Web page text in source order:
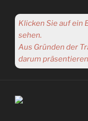
Klicken Sie auf ein
sehen.
Aus Gründen der
darum